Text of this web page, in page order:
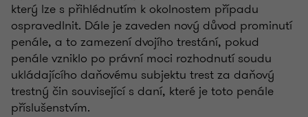
který lze s přihlédnutím k okolnostem případu
ospravedlnit. Dále je zaveden nový důvod prominutí
penále, a to zamezení dvojího trestání, pokud
penále vzniklo po právní moci rozhodnutí soudu
ukládajícího daňovému subjektu trest za daňový
trestný čin související s daní, které je toto penále
příslušenstvím.